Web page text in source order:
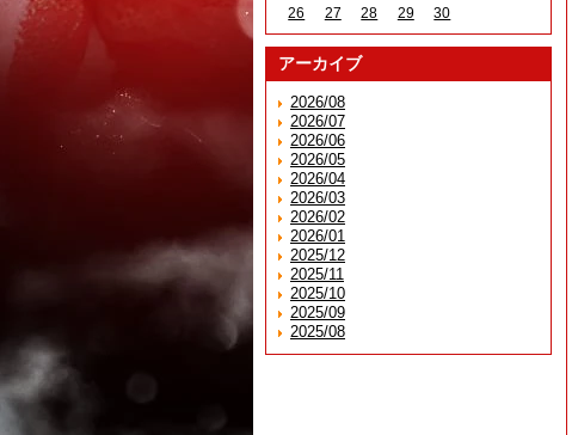
26
27 28 29 30
アーカイブ
2026/08
2026/07
2026/06
2026/05
2026/04
2026/03
2026/02
2026/01
2025/12
2025/11
2025/10
2025/09
2025/08